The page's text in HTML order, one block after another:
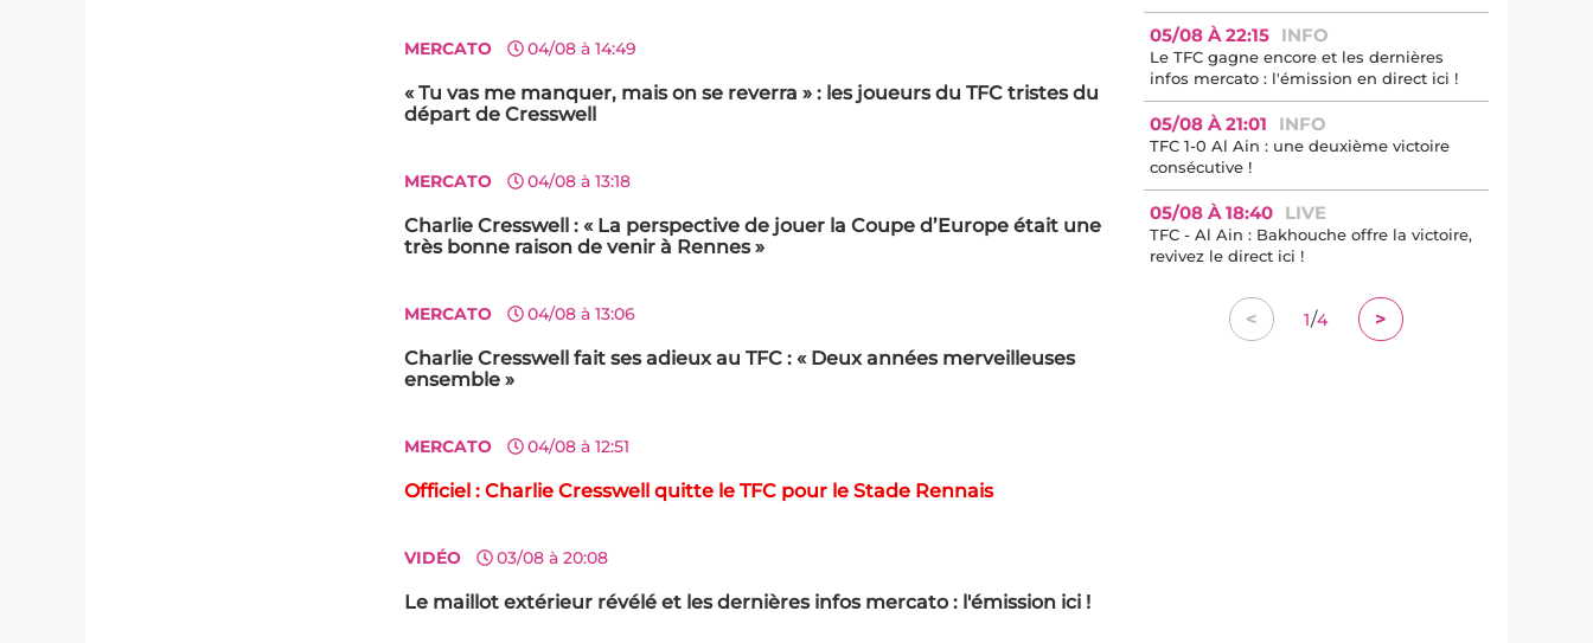
MERCATO 04/08 à 14:49
« Tu vas me manquer, mais on se reverra » : les joueurs du TFC tristes du
départ de Cresswell
MERCATO 04/08 à 13:18
Charlie Cresswell : « La perspective de jouer la Coupe d’Europe était une
très bonne raison de venir à Rennes »
MERCATO 04/08 à 13:06
Charlie Cresswell fait ses adieux au TFC : « Deux années merveilleuses
ensemble »
MERCATO 04/08 à 12:51
Officiel : Charlie Cresswell quitte le TFC pour le Stade Rennais
VIDÉO 03/08 à 20:08
Le maillot extérieur révélé et les dernières infos mercato : l'émission ici !
05/08 À 22:15 INFO
Le TFC gagne encore et les dernières
infos mercato : l'émission en direct ici !
05/08 À 21:01 INFO
TFC 1-0 Al Ain : une deuxième victoire
consécutive !
05/08 À 18:40 LIVE
TFC - Al Ain : Bakhouche offre la victoire,
revivez le direct ici !
< 1/4 >